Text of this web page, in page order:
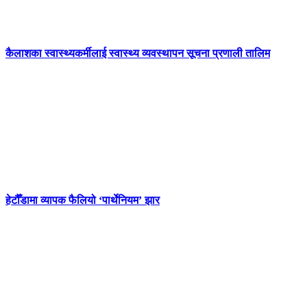
कैलाशका स्वास्थ्यकर्मीलाई स्वास्थ्य व्यवस्थापन सूचना प्रणाली तालिम
हेटौँडामा व्यापक फैलियो ‘पार्थेनियम’ झार